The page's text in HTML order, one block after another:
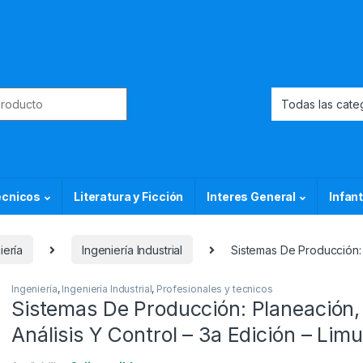
Literatura y Ficción Interes General
Ingeniería Industrial Sistemas De
Ingeniería, Ingeniería Industrial, Profesionales y tecnicos
Sistemas De Producción: Planeación,
Análisis Y Control – 3a Edición –